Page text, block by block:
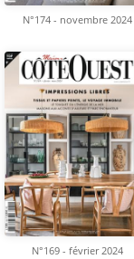
N°174 - novembre 2024
N°169 - février 2024